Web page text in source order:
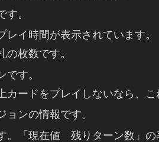
。
イ時間が表示されています。
枚数です。
す。
カードをプレイしないなら、こ
ンの情報です。
「現在値 残りターン数」の